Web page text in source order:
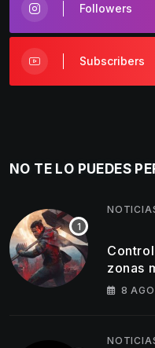
Followers
Subscribers
NO TE LO PUEDES
zonas
8